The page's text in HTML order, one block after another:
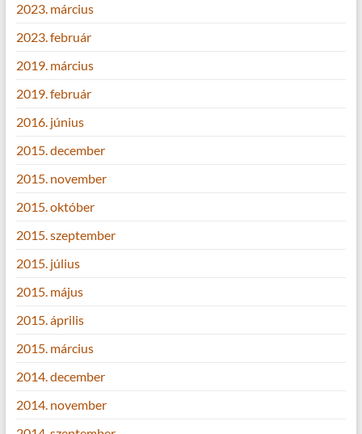
2023. március
2023. február
2019. március
2019. február
2016. június
2015. december
2015. november
2015. október
2015. szeptember
2015. július
2015. május
2015. április
2015. március
2014. december
2014. november